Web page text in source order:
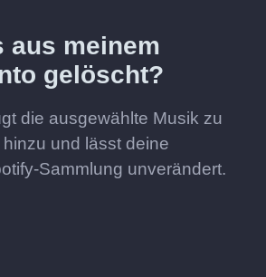
aus meinem
gelöscht?
die ausgewählte Musik zu
und lässt deine
Sammlung unverändert.